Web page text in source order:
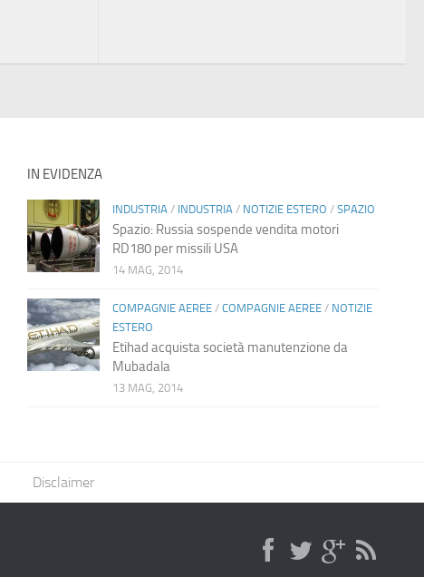
IN EVIDENZA
INDUSTRIA / INDUSTRIA / NOTIZIE ESTERO / SPAZIO
Spazio: Russia sospende vendita motori
RD180 per missili USA
14 MAG, 2014
COMPAGNIE AEREE/ COMPAGNIE AEREE/ NOTIZIE
ESTERO
Etihad acquista società manutenzione da
Mubadala
13 MAG, 2014
Disclaimer